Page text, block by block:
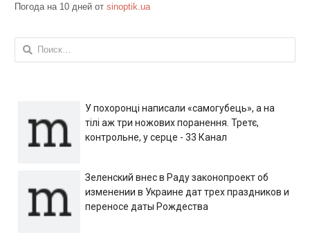
Погода на 10 дней от sinoptik.ua
Найти:
У похоронці написали «самогубець», а на
тілі аж три ножових поранення. Третє,
контрольне, у серце - 33 Канал
Зеленский внес в Раду законопроект об
изменении в Украине дат трех праздников и
переносе даты Рождества